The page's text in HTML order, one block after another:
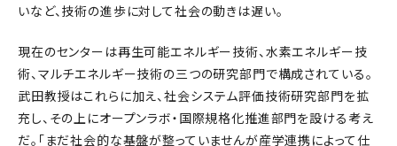
いなど、技術の進歩に対して社会の動きは遅い。
現在のセンターは再生可能エネルギー技術、水素エネルギー技
術、マルチエネルギー技術の三つの研究部門で構成されている。
武田教授はこれらに加え、社会システム評価技術研究部門を拡
充し、その上にオープンラボ・国際規格化推進部門を設ける考え
だ。「まだ社会的な基盤が整っていませんが産学連携によって仕